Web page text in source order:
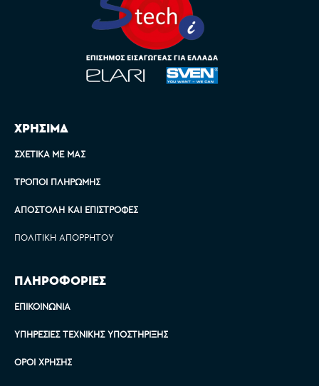
ΧΡΗΣΙΜΑ
ΣΧΕΤΙΚΆ ΜΕ ΜΑΣ
ΤΡΌΠΟΙ ΠΛΗΡΩΜΉΣ
ΑΠΟΣΤΟΛΉ ΚΑΙ ΕΠΙΣΤΡΟΦΈΣ
ΠΟΛΙΤΙΚΉ ΑΠΟΡΡΉΤΟΥ
ΠΛΗΡΟΦΟΡΙΕΣ
ΕΠΙΚΟΙΝΩΝΊΑ
ΥΠΗΡΕΣΊΕΣ ΤΕΧΝΙΚΉΣ ΥΠΟΣΤΉΡΙΞΗΣ
ΌΡΟΙ ΧΡΉΣΗΣ